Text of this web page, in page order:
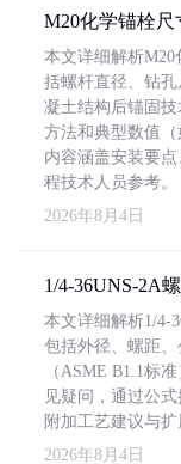
M20化学锚栓
本文详细解析
括螺杆直径、钻
凝土结构后锚固技
方法和典型数值（
内容涵盖安装要
程技术人员参考。
2026年8月4日
1/4-36UNS-2A
本文详细解析1/4-
包括外径、螺距
（ASME B1.1标
见疑问，通过公
附加工艺建议与扩
2026年8月4日